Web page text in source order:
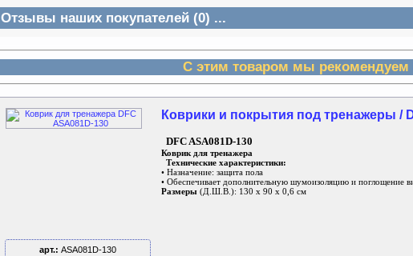
Отзывы наших покупателей (0) ...
С этим товаром мы рекомендуем
Коврики и покрытия под тренажеры /
DFC ASA081D-130
Коврик для тренажера
Технические характеристики:
• Назначение: защита пола
• Обеспечивает дополнительную шумоизоляцию и поглощение
Размеры (Д.Ш.В.): 130 х 90 х 0,6 см
арт.: ASA081D-130